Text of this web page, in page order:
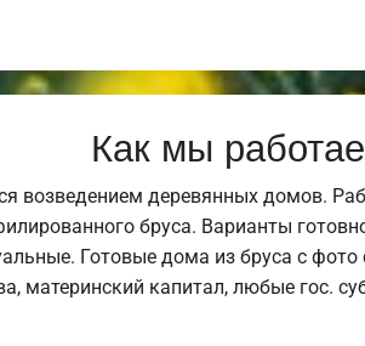
Как мы
возведением деревянных домов.
бруса. Варианты
Готовые дома из бруса с фото
материнский капитал, любые гос.